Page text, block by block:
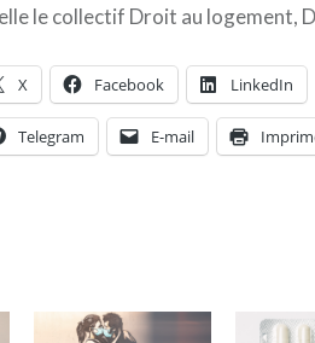
le collectif Droit au logement,
X Facebook LinkedIn
Telegram E-mail